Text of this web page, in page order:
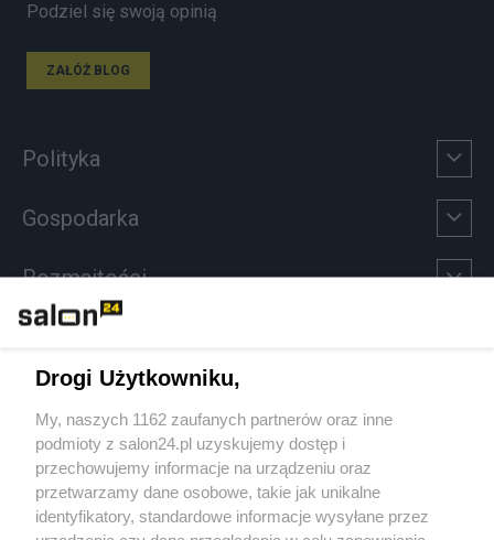
Podziel się swoją opinią
ZAŁÓŻ BLOG
Polityka
Gospodarka
Rozmaitości
Sport
Społeczeństwo
Kultura
Drogi Użytkowniku,
My, naszych 1162 zaufanych partnerów oraz inne
podmioty z salon24.pl uzyskujemy dostęp i
przechowujemy informacje na urządzeniu oraz
przetwarzamy dane osobowe, takie jak unikalne
identyfikatory, standardowe informacje wysyłane przez